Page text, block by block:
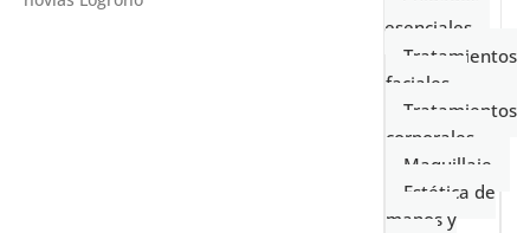
esenciales
Tratamientos
faciales
Tratamientos
corporales
Maquillaje
Estética de
manos y